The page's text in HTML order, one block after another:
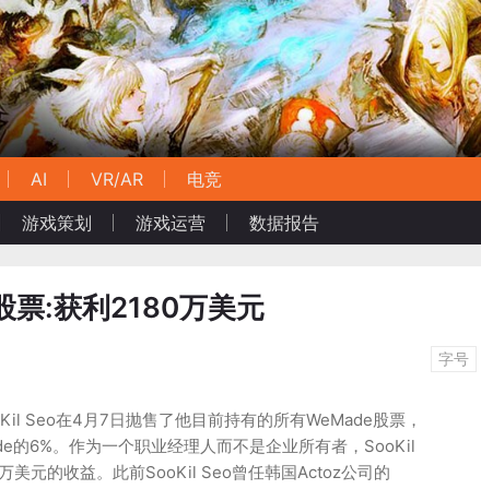
AI VR/AR
电竞
游戏策划 游戏运营 数据报告
票:获利2180万美元
字号
Seo在4月7日抛售了他目前持有的所有WeMade股票，
的6%。作为一个职业经理人而不是企业所有者，SooKil
美元的收益。此前SooKil Seo曾任韩国Actoz公司的